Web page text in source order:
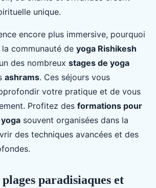
unique.
encore plus immersive, pourquoi
communauté de yoga Rishikesh
des nombreux stages de yoga
ashrams. Ces séjours vous
votre pratique et de vous
Profitez des formations pour
souvent organisées dans la
des techniques avancées et des
paradisiaques et